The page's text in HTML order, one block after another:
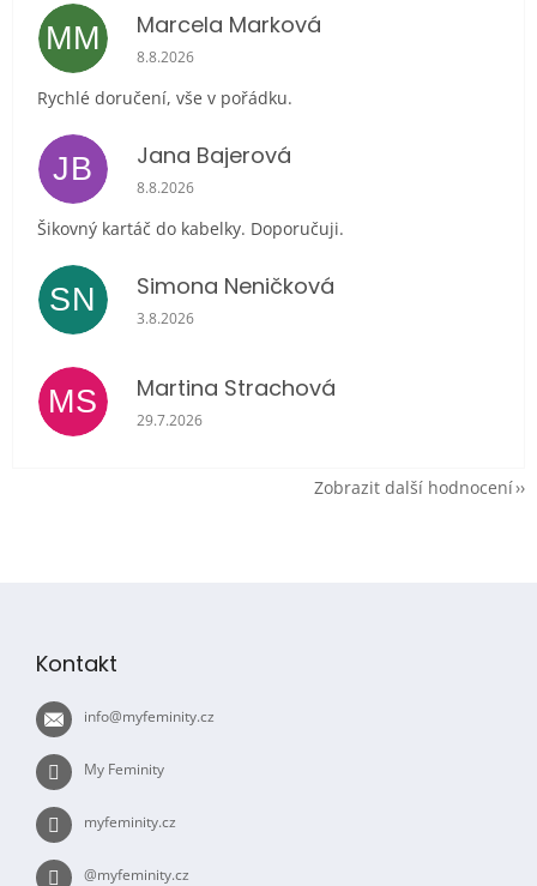
MM Marcela Marková
Hodnocení obchodu je 5 z 5 hvězdiček.
8.8.2026
Rychlé doručení, vše v pořádku.
JB Jana Bajerová
Hodnocení obchodu je 5 z 5 hvězdiček.
8.8.2026
Šikovný kartáč do kabelky. Doporučuji.
SN Simona Neničková
Hodnocení obchodu je 5 z 5 hvězdiček.
3.8.2026
MS Martina Strachová
Hodnocení obchodu je 5 z 5 hvězdiček.
29.7.2026
Zobrazit další hodnocení
Kontakt
info@myfeminity.cz
My Feminity
myfeminity.cz
@myfeminity.cz